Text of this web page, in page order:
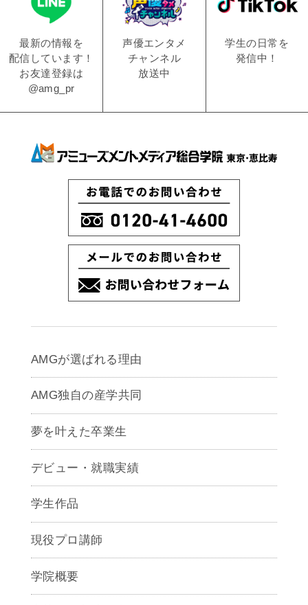
最新の情報を
配信しています！
お友達登録は
@amg_pr
声優エンタメ
チャンネル
放送中
学生の日常を
発信中！
AMGが選ばれる理由
AMG独自の産学共同
夢を叶えた卒業生
デビュー・就職実績
学生作品
現役プロ講師
学院概要